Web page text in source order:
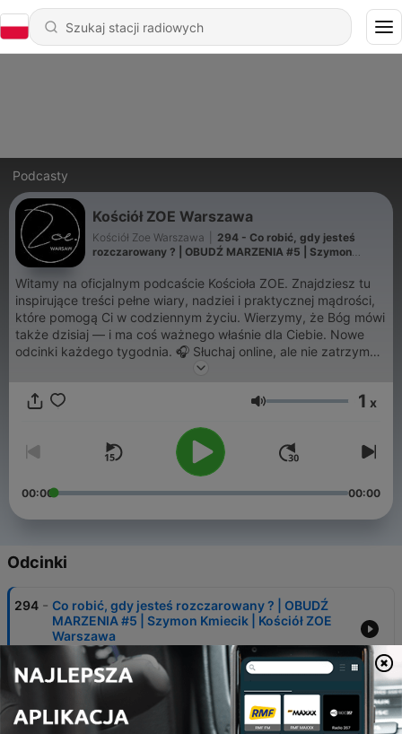
Podcasty
Kościół ZOE Warszawa
Kościół Zoe Warszawa
294 - Co robić, gdy jesteś
rozczarowany ? | OBUDŹ MARZENIA #5 | Szymon
Witamy na oficjalnym podcaście Kościoła ZOE. Znajdziesz tu
inspirujące treści pełne wiary, nadziei i praktycznej mądrości,
które pomogą Ci w codziennym życiu. Wierzymy, że Bóg mówi
także dzisiaj — i ma coś ważnego właśnie dla Ciebie. Nowe
odcinki każdego tygodnia. 🎧 Słuchaj online, ale nie zatrzymuj
się na tym! 📍Odwiedź nas na żywo w Warszawie —
Do zobaczenia !
Głośność 1 x
00:00 00:00
Odcinki
294 - Co robić, gdy jesteś rozczarowany ? | OBUDŹ
MARZENIA #5 | Szymon Kmiecik | Kościół ZOE
Warszawa
293
Przestań myśleć jak niewolnik | OBUDŹ
MARZENIA #3 | Szymon Kmiecik | Kościół ZOE
Warszawa